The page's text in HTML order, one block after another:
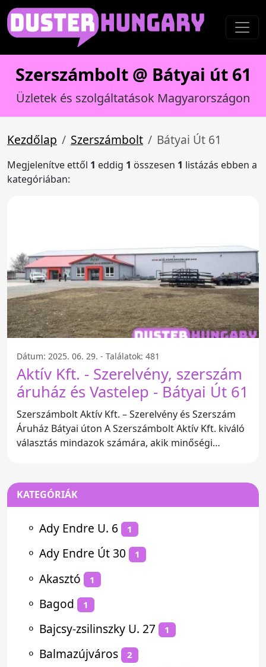
Szerszámbolt @ Bátyai út 61
Üzletek és szolgáltatások Magyarországon
Kezdőlap Szerszámbolt Bátyai Út 61
Megjelenítve ettől 1 eddig 1 összesen 1 listázás ebben a
kategóriában:
Dátum: 2025. 06. 29. - Találatok: 481
Aktív Kft. - Szerelvény, szerszám
áruház és Vastelep - Bátyai Út 61
Szerszámbolt Aktív Kft. – Szerelvény és Szerszám
Áruház Bátyai úton A Szerszámbolt Aktív Kft. kiváló
választás mindazok számára, akik minőségi
KATEGÓRIÁK
⚬ Ady Endre U. 6 1
⚬ Ady Endre Út 30 1
⚬ Akasztó 1
⚬ Bagod 1
⚬ Bajcsy-zsilinszky U. 27 1
⚬ Balmazújváros 2